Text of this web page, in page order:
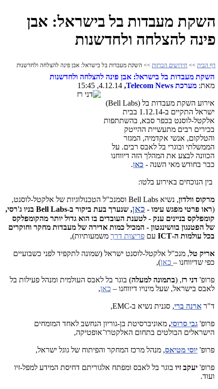
השקת מעבדות בל בישראל: אבן
פינה להצלחה ולחדשנות
דף הבית >> חידושים הכרזות >> השקת מעבדות בל בישראל: אבן פינה להצלחה ולחדשנות
השקת מעבדות בל בישראל: אבן פינה להצלחה ולחדשנות
מאת: מערכת Telecom News
,
אירוע השקת מעבדות בל (Bell Labs
)
ישראל התקיים ב-1.12.14 בבית
אלקטל-לוסנט בכפר סבא, בהשתתפות
בכירים רבים מתעשיית ההייטק
והטלקום, אנשי אקדמיה, המגזר
הממשלתי ובוגרי בל לאבס רבים. על
הכוונה לבצע את המהלך הזה דיווחנו
כבר בחודש מאי השנה - כאן.
בין הנוכחים באירוע בלטו:
מרקוס וולדון, נשיא Bell Labs וסמנכ"ל הטכנולוגיות של אלקטל-לוסנט,
(ראו פרטי מפגש עימו - כאן, שנערך בעת ביקור ב-Bell Labs בניו ג'רסי,
קומפלקס בניינים ענק - לטענת העובדים בו הוא גדול יותר מהקומפלקס
של הפטנגון בוושינגטון - המכיל כמות אדירה של מעבדות מחקר וחוקרים
בכל עולמות ה-ICT עם פריצות דרך משמעותיות),
אריק טל, מנכ"ל אלקטל-לוסנט ישראל (שמונה לתקפיד לפני כשבועיים
כפי שדיווחנו – כאן),
פרופ' דני רז, (בתמונה למעלה) בוגר בל לאבס העולמית ומנהל פעילות בל
לאבס בישראל, שעל מינויו דיווחנו – כאן,
ד"ר ארנה ברי, סגנית נשיא ב-,EMC
פרופ' גבי סרוסי, מאוניברסיטת בן-גוריון הנחשב לאחד המומחים
הישראלים הבולטים בתחום האלקטרו־אופטיקה,
פרופ' יוסי מטיאס, מנהל מרכז המחקר והפיתוח של גוגל ישראל,
פרופ' יעקב זיו בוגר בל לאבס ומפתח אלגוריתם דחיסת המידע למפל-זיו
ועוד.